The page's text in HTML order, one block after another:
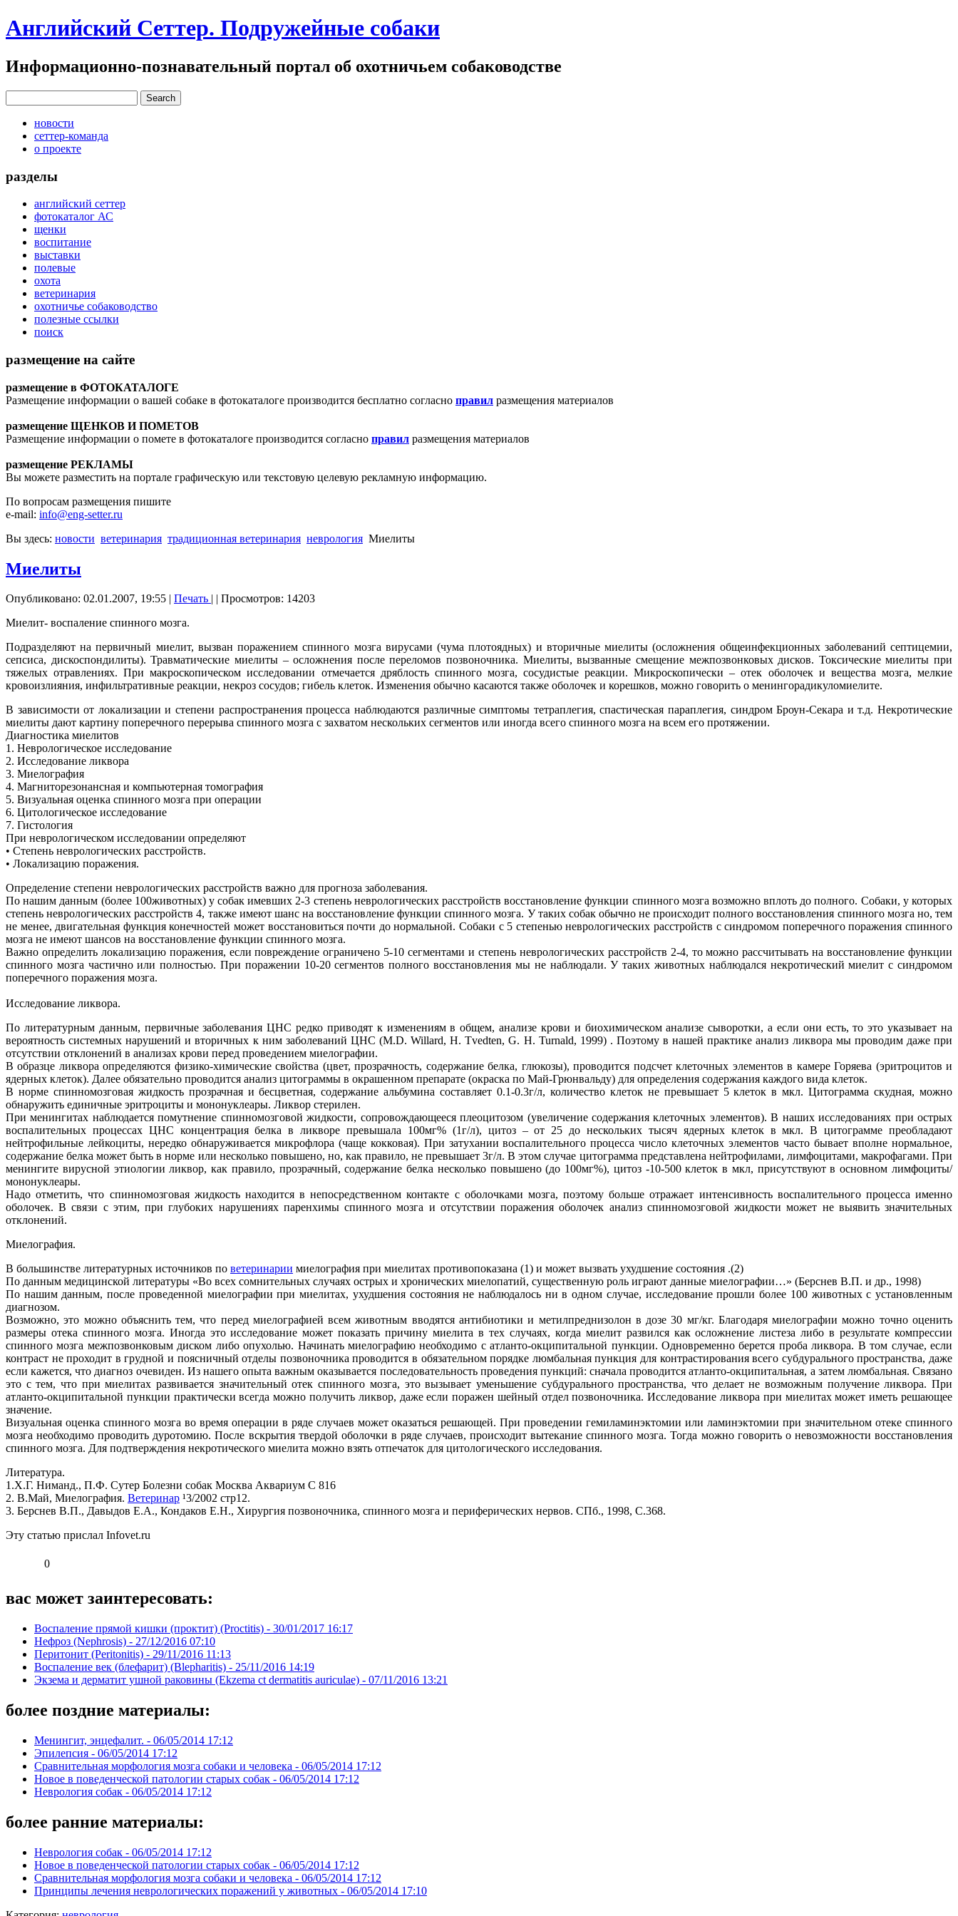
Английский Сеттер. Подружейные собаки
Информационно-познавательный портал об охотничьем собаководстве
новости
сеттер-команда
о проекте
разделы
английский сеттер
фотокаталог АС
щенки
воспитание
выставки
полевые
охота
ветеринария
охотничье собаководство
полезные ссылки
поиск
размещение на сайте
размещение в ФОТОКАТАЛОГЕ
Размещение информации о вашей собаке в фотокаталоге производится бесплатно согласно правил размещения материалов
размещение ЩЕНКОВ И ПОМЕТОВ
Размещение информации о помете в фотокаталоге производится согласно правил размещения материалов
размещение РЕКЛАМЫ
Вы можете разместить на портале графическую или текстовую целевую рекламную информацию.
По вопросам размещения пишите
e-mail: info@eng-setter.ru
Вы здесь: новости ветеринария традиционная ветеринария неврология Миелиты
Миелиты
Опубликовано: 02.01.2007, 19:55 Печать
| Просмотров: 14203
Миелит- воспаление спинного мозга.
Подразделяют на первичный миелит, вызван поражением спинного мозга вирусами (чума плотоядных) и вторичные миелиты (осложнения общеинфекционных заболеваний септицемии,
сепсиса, дискоспондилиты). Травматические миелиты – осложнения после переломов позвоночника. Миелиты, вызванные смещение межпозвонковых дисков. Токсические миелиты при
тяжелых отравлениях. При макроскопическом исследовании отмечается дряблость спинного мозга, сосудистые реакции. Микроскопически – отек оболочек и вещества мозга, мелкие
кровоизлияния, инфильтративные реакции, некроз сосудов; гибель клеток. Изменения обычно касаются также оболочек и корешков, можно говорить о менингорадикуломиелите.
В зависимости от локализации и степени распространения процесса наблюдаются различные симптомы тетраплегия, спастическая параплегия, синдром Броун-Секара и т.д. Некротические
миелиты дают картину поперечного перерыва спинного мозга с захватом нескольких сегментов или иногда всего спинного мозга на всем его протяжении.
Диагностика миелитов
1. Неврологическое исследование
2. Исследование ликвора
3. Миелография
4. Магниторезонансная и компьютерная томография
5. Визуальная оценка спинного мозга при операции
6. Цитологическое исследование
7. Гистология
При неврологическом исследовании определяют
• Степень неврологических расстройств.
• Локализацию поражения.
Определение степени неврологических расстройств важно для прогноза заболевания.
По нашим данным (более 100животных) у собак имевших 2-3 степень неврологических расстройств восстановление функции спинного мозга возможно вплоть до полного. Собаки, у которых
степень неврологических расстройств 4, также имеют шанс на восстановление функции спинного мозга. У таких собак обычно не происходит полного восстановления спинного мозга но, тем
не менее, двигательная функция конечностей может восстановиться почти до нормальной. Собаки с 5 степенью неврологических расстройств с синдромом поперечного поражения спинного
мозга не имеют шансов на восстановление функции спинного мозга.
Важно определить локализацию поражения, если повреждение ограничено 5-10 сегментами и степень неврологических расстройств 2-4, то можно рассчитывать на восстановление функции
спинного мозга частично или полностью. При поражении 10-20 сегментов полного восстановления мы не наблюдали. У таких животных наблюдался некротический миелит с синдромом
поперечного поражения мозга.
Исследование ликвора.
По литературным данным, первичные заболевания ЦНС редко приводят к изменениям в общем, анализе крови и биохимическом анализе сыворотки, а если они есть, то это указывает на
вероятность системных нарушений и вторичных к ним заболеваний ЦНС (М.D. Willard, H. Tvedten, G. H. Turnald, 1999) . Поэтому в нашей практике анализ ликвора мы проводим даже при
отсутствии отклонений в анализах крови перед проведением миелографии.
В образце ликвора определяются физико-химические свойства (цвет, прозрачность, содержание белка, глюкозы), проводится подсчет клеточных элементов в камере Горяева (эритроцитов и
ядерных клеток). Далее обязательно проводится анализ цитограммы в окрашенном препарате (окраска по Май-Грюнвальду) для определения содержания каждого вида клеток.
В норме спинномозговая жидкость прозрачная и бесцветная, содержание альбумина составляет 0.1-0.3г/л, количество клеток не превышает 5 клеток в мкл. Цитограмма скудная, можно
обнаружить единичные эритроциты и мононуклеары. Ликвор стерилен.
При менингитах наблюдается помутнение спинномозговой жидкости, сопровождающееся плеоцитозом (увеличение содержания клеточных элементов). В наших исследованиях при острых
воспалительных процессах ЦНС концентрация белка в ликворе превышала 100мг% (1г/л), цитоз – от 25 до нескольких тысяч ядерных клеток в мкл. В цитограмме преобладают
нейтрофильные лейкоциты, нередко обнаруживается микрофлора (чаще кокковая). При затухании воспалительного процесса число клеточных элементов часто бывает вполне нормальное,
содержание белка может быть в норме или несколько повышено, но, как правило, не превышает 3г/л. В этом случае цитограмма представлена нейтрофилами, лимфоцитами, макрофагами. При
менингите вирусной этиологии ликвор, как правило, прозрачный, содержание белка несколько повышено (до 100мг%), цитоз -10-500 клеток в мкл, присутствуют в основном лимфоциты/
мононуклеары.
Надо отметить, что спинномозговая жидкость находится в непосредственном контакте с оболочками мозга, поэтому больше отражает интенсивность воспалительного процесса именно
оболочек. В связи с этим, при глубоких нарушениях паренхимы спинного мозга и отсутствии поражения оболочек анализ спинномозговой жидкости может не выявить значительных
отклонений.
Миелография.
В большинстве литературных источников по ветеринарии миелография при миелитах противопоказана (1) и может вызвать ухудшение состояния .(2)
По данным медицинской литературы «Во всех сомнительных случаях острых и хронических миелопатий, существенную роль играют данные миелографии…» (Берснев В.П. и др., 1998)
По нашим данным, после проведенной миелографии при миелитах, ухудшения состояния не наблюдалось ни в одном случае, исследование прошли более 100 животных с установленным
диагнозом.
Возможно, это можно объяснить тем, что перед миелографией всем животным вводятся антибиотики и метилпреднизолон в дозе 30 мг/кг. Благодаря миелографии можно точно оценить
размеры отека спинного мозга. Иногда это исследование может показать причину миелита в тех случаях, когда миелит развился как осложнение листеза либо в результате компрессии
спинного мозга межпозвонковым диском либо опухолью. Начинать миелографию необходимо с атланто-окципитальной пункции. Одновременно берется проба ликвора. В том случае, если
контраст не проходит в грудной и поясничный отделы позвоночника проводится в обязательном порядке люмбальная пункция для контрастирования всего субдурального пространства, даже
если кажется, что диагноз очевиден. Из нашего опыта важным оказывается последовательность проведения пункций: сначала проводится атланто-окципитальная, а затем люмбальная. Связано
это с тем, что при миелитах развивается значительный отек спинного мозга, это вызывает уменьшение субдурального пространства, что делает не возможным получение ликвора. При
атланто-окципитальной пункции практически всегда можно получить ликвор, даже если поражен шейный отдел позвоночника. Исследование ликвора при миелитах может иметь решающее
значение.
Визуальная оценка спинного мозга во время операции в ряде случаев может оказаться решающей. При проведении гемиламинэктомии или ламинэктомии при значительном отеке спинного
мозга необходимо проводить дуротомию. После вскрытия твердой оболочки в ряде случаев, происходит вытекание спинного мозга. Тогда можно говорить о невозможности восстановления
спинного мозга. Для подтверждения некротического миелита можно взять отпечаток для цитологического исследования.
Литература.
1.Х.Г. Ниманд., П.Ф. Сутер Болезни собак Москва Аквариум С 816
2. В.Май, Миелография. Ветеринар ¹3/2002 стр12.
3. Берснев В.П., Давыдов Е.А., Кондаков Е.Н., Хирургия позвоночника, спинного мозга и периферических нервов. СПб., 1998, С.368.
Эту статью прислал Infovet.ru
0
вас может заинтересовать:
Воспаление прямой кишки (проктит) (Proctitis) - 30/01/2017 16:17
Нефроз (Nephrosis) - 27/12/2016 07:10
Перитонит (Peritonitis) - 29/11/2016 11:13
Воспаление век (блефарит) (Blepharitis) - 25/11/2016 14:19
Экзема и дерматит ушной раковины (Ekzema ct dermatitis auriculae) - 07/11/2016 13:21
более поздние материалы:
Менингит, энцефалит. - 06/05/2014 17:12
Эпилепсия - 06/05/2014 17:12
Сравнительная морфология мозга собаки и человека - 06/05/2014 17:12
Новое в поведенческой патологии старых собак - 06/05/2014 17:12
Невpология собак - 06/05/2014 17:12
более ранние материалы:
Невpология собак - 06/05/2014 17:12
Новое в поведенческой патологии старых собак - 06/05/2014 17:12
Сравнительная морфология мозга собаки и человека - 06/05/2014 17:12
Принципы лечения неврологических поражений у животных - 06/05/2014 17:10